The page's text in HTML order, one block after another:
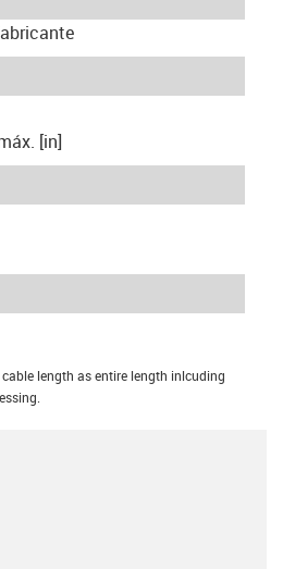
[in]
cable length as entire length inlcuding